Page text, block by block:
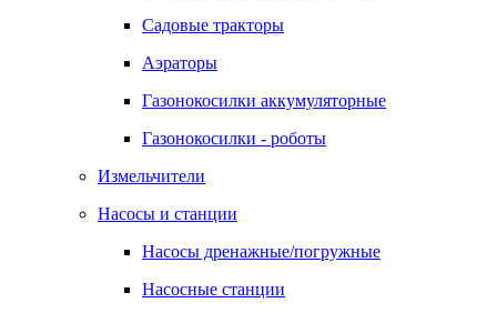
Садовые тракторы
Аэраторы
Газонокосилки аккумуляторные
Газонокосилки - роботы
Измельчители
Насосы и станции
Насосы дренажные/погружные
Насосные станции